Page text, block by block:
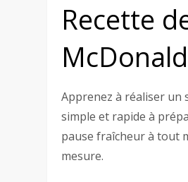
Recette
Apprenez à réaliser un
simple et rapide à
pause fraîcheur à tout
mesure.